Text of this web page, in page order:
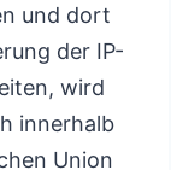
und dort
der IP-
wird
innerhalb
Union